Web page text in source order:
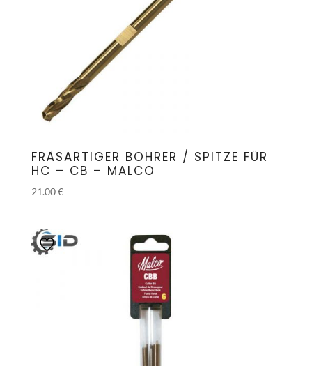
FRÄSARTIGER BOHRER / SPITZE FÜR
HC – CB – MALCO
21.00€